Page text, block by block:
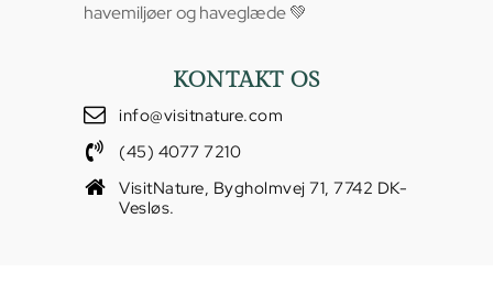
havemiljøer og haveglæde 💚
KONTAKT OS
info@visitnature.com
(45) 4077 7210
VisitNature, Bygholmvej 71, 7742 DK-
Vesløs.